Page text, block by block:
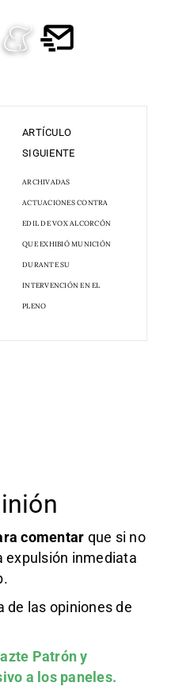
ARTÍCULO
SIGUIENTE
ARCHIVADAS
ACTUACIONES CONTRA
EDIL DE VOX ALCORCÓN
QUE EXHIBIÓ MUNICIÓN
DURANTE SU
INTERVENCIÓN EN EL
PLENO
comentar que si no
expulsión inmediata
de las opiniones de
Patróny
a los paneles.